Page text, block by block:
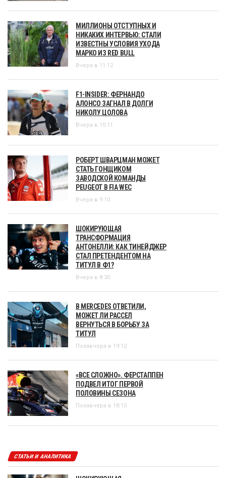
МИЛЛИОНЫ ОТСТУПНЫХ И
НИКАКИХ ИНТЕРВЬЮ: СТАЛИ
ИЗВЕСТНЫ УСЛОВИЯ УХОДА
МАРКО ИЗ RED BULL
Вчера в 11:12
F1-INSIDER: ФЕРНАНДО
АЛОНСО ЗАГНАЛ В ДОЛГИ
НИКОЛУ ЦОЛОВА
Вчера в 10:11
РОБЕРТ ШВАРЦМАН МОЖЕТ
СТАТЬ ГОНЩИКОМ
ЗАВОДСКОЙ КОМАНДЫ
PEUGEOT В FIA WEC
Вчера в 9:10
ШОКИРУЮЩАЯ
ТРАНСФОРМАЦИЯ
АНТОНЕЛЛИ: КАК ТИНЕЙДЖЕР
СТАЛ ПРЕТЕНДЕНТОМ НА
ТИТУЛ В Ф1?
Вчера в 8:30
В MERCEDES ОТВЕТИЛИ,
МОЖЕТ ЛИ РАССЕЛ
ВЕРНУТЬСЯ В БОРЬБУ ЗА
ТИТУЛ
Позавчера в 19:12
«ВСЕ СЛОЖНО». ФЕРСТАППЕН
ПОДВЕЛ ИТОГ ПЕРВОЙ
ПОЛОВИНЫ СЕЗОНА
Позавчера в 18:15
СТАТЬИ И АНАЛИТИКА